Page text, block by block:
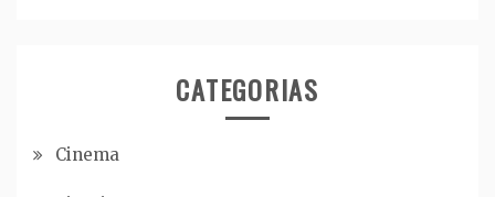
CATEGORIAS
Cinema